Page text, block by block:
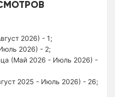
2026) - 1;
2026) - 2;
(Май 2026 - Июль 2026) -
2025 - Июль 2026) - 26;